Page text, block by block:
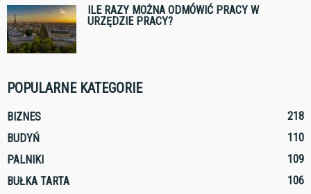
ILE RAZY MOŻNA ODMÓWIĆ PRACY W
URZĘDZIE PRACY?
POPULARNE KATEGORIE
BIZNES
218
BUDYŃ
110
PALNIKI
109
BUŁKA TARTA
106